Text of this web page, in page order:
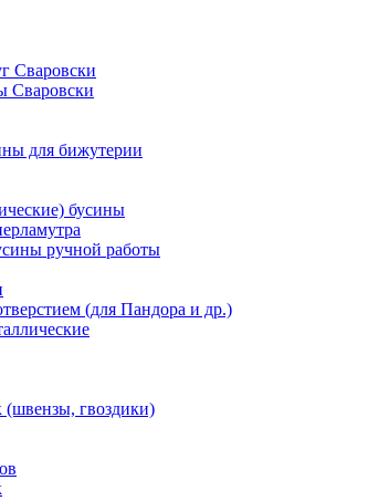
Сваровски
Сваровски
для бижутерии
бусины
ручной работы
(для Пандора и др.)
(швензы, гвоздики)